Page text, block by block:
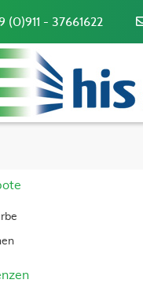
(0)911 - 37661622